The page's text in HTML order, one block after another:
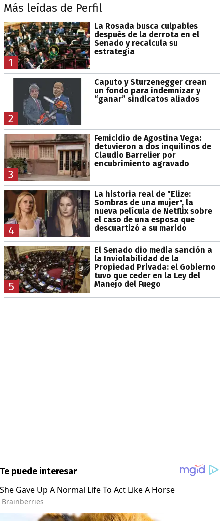
Más leídas de Perfil
1
La Rosada busca culpables
después de la derrota en el
Senado y recalcula su
estrategia
2
Caputo y Sturzenegger crean
un fondo para indemnizar y
“ganar” sindicatos aliados
3
Femicidio de Agostina Vega:
detuvieron a dos inquilinos de
Claudio Barrelier por
encubrimiento agravado
4
La historia real de "Elize:
Sombras de una mujer", la
nueva película de Netflix sobre
el caso de una esposa que
descuartizó a su marido
5
El Senado dio media sanción a
la Inviolabilidad de la
Propiedad Privada: el Gobierno
tuvo que ceder en la Ley del
Manejo del Fuego